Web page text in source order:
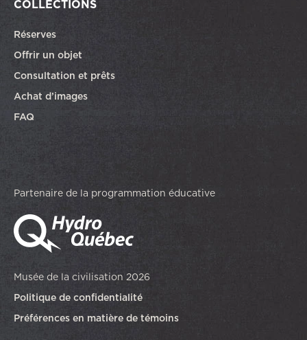
COLLECTIONS
Réserves
Offrir un objet
Consultation et prêts
Achat d’images
FAQ
Partenaire de la programmation éducative
Musée de la civilisation 2026
Politique de confidentialité
Préférences en matière de témoins